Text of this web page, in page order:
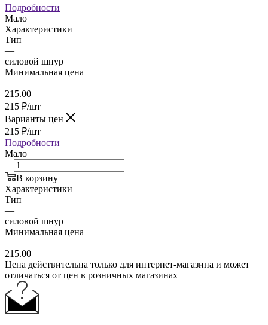
Подробности
Мало
Характеристики
Тип
—
силовой шнур
Минимальная цена
—
215.00
215 ₽/шт
Варианты цен
215 ₽/шт
Подробности
Мало
В корзину
Характеристики
Тип
—
силовой шнур
Минимальная цена
—
215.00
Цена действительна только для интернет-магазина и может
отличаться от цен в розничных магазинах